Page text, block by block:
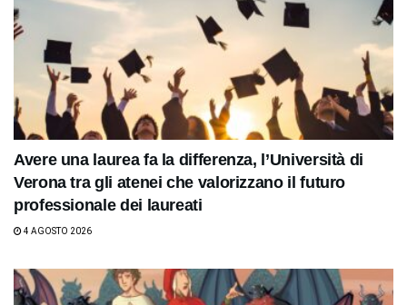
Avere una laurea fa la differenza, l’Università di
Verona tra gli atenei che valorizzano il futuro
professionale dei laureati
4 AGOSTO 2026